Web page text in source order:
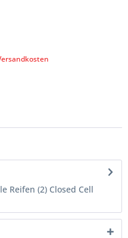
Reifen (2) Closed Cell